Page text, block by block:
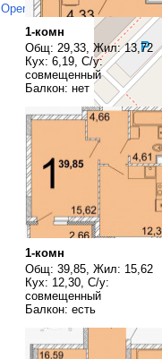
OpenStreetMapcontributors,
1-комн
Общ: 29,33, Жил: 13,72
Кух: 6,19, С/у:
совмещенный
Балкон: нет
1-комн
Общ: 39,85, Жил: 15,62
Кух: 12,30, С/у:
совмещенный
Балкон: есть